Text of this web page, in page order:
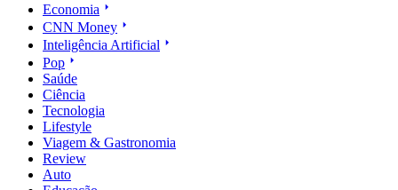
Economia
CNN Money
Inteligência Artificial
Pop
Saúde
Ciência
Tecnologia
Lifestyle
Viagem & Gastronomia
Review
Auto